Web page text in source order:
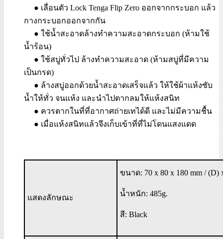
● เลื่อนตัว Lock Tenga Flip Zero ออกจากกระบอก แล้ว
กางกระบอกออกจากกัน
● ใช้น้ำสะอาดล้างทำความสะอาดกระบอก (ห้ามใช้
น้ำร้อน)
● ใช้สบู่ทั่วไป ล้างทำความสะอาด (ห้ามสบู่ที่มีความ
เป็นกรด)
● ล้างสบู่ออกด้วยน้ำสะอาดเสร็จแล้ว ให้ใช้ผ้าแห้งซับ
น้ำให้ทั่ว จนแห้ง และนำไปตากลมให้แห้งสนิท
● ควรตากในที่ที่อากาศถ่ายเทได้ดี และไม่มีความชื้น
● เมื่อแห้งสนิทแล้วจึงเก็บเข้าที่ที่ไม่โดนแสงแดด
แสดงลักษณะ
ขนาด: 70 x 80 x 180 mm / (D)
น้ำหนัก: 485g.
สี: Black